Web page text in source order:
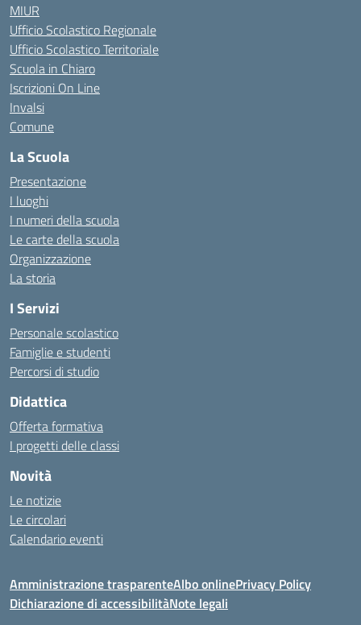
MIUR
Ufficio Scolastico Regionale
Ufficio Scolastico Territoriale
Scuola in Chiaro
Iscrizioni On Line
Invalsi
Comune
La Scuola
Presentazione
I luoghi
I numeri della scuola
Le carte della scuola
Organizzazione
La storia
I Servizi
Personale scolastico
Famiglie e studenti
Percorsi di studio
Didattica
Offerta formativa
I progetti delle classi
Novità
Le notizie
Le circolari
Calendario eventi
Amministrazione trasparenteAlbo onlinePrivacy Policy
Dichiarazione di accessibilitàNote legali